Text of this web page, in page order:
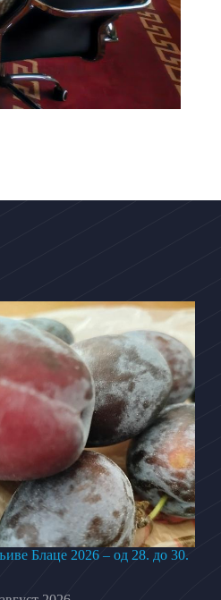
Блаце 2026 – од 28. до 30.